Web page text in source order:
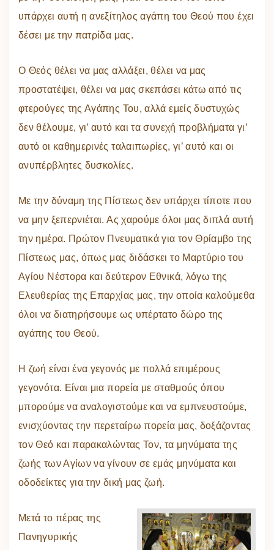
υπάρχει αυτή η ανεξίτηλος αγάπη του Θεού που έχει
δέσει με την πατρίδα μας.
Ο Θεός θέλει να μας αλλάξει, θέλει να μας
προστατέψει, θέλει να μας σκεπάσει κάτω από τις
φτερούγες της Αγάπης Του, αλλά εμείς δυστυχώς
δεν θέλουμε, γι’ αυτό και τα συνεχή προβλήματα γι’
αυτό οι καθημερινές ταλαιπωρίες, γι’ αυτό και οι
ανυπέρβλητες δυσκολίες.
Με την δύναμη της Πίστεως δεν υπάρχει τίποτε που
να μην ξεπερνιέται. Ας χαρούμε όλοι μας διπλά αυτή
την ημέρα. Πρώτον Πνευματικά για τον Θρίαμβο της
Πίστεως μας, όπως μας διδάσκει το Μαρτύριο του
Αγίου Νέστορα και δεύτερον Εθνικά, λόγω της
Ελευθερίας της Επαρχίας μας, την οποία καλούμεθα
όλοι να διατηρήσουμε ως υπέρτατο δώρο της
αγάπης του Θεού.
Η ζωή είναι ένα γεγονός με πολλά επιμέρους
γεγονότα. Είναι μια πορεία με σταθμούς όπου
μπορούμε να αναλογιστούμε και να εμπνευστούμε,
ενισχύοντας την περεταίρω πορεία μας, δοξάζοντας
τον Θεό και παρακαλώντας Τον, τα μηνύματα της
ζωής των Αγίων να γίνουν σε εμάς μηνύματα και
οδοδείκτες για την δική μας ζωή.
Μετά το πέρας της
Πανηγυρικής